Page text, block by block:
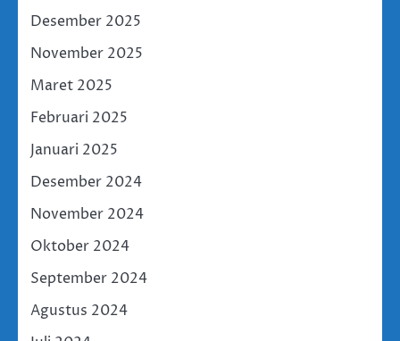
Desember 2025
November 2025
Maret 2025
Februari 2025
Januari 2025
Desember 2024
November 2024
Oktober 2024
September 2024
Agustus 2024